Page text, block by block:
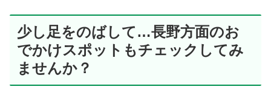
少し足をのばして…長野方面のお
でかけスポットもチェックしてみ
ませんか？